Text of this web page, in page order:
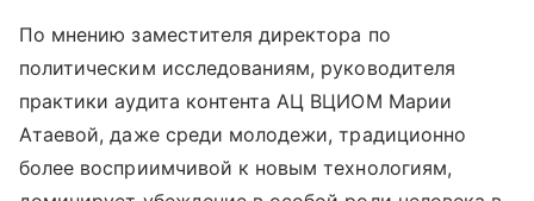
По мнению заместителя директора по
политическим исследованиям, руководителя
практики аудита контента АЦ ВЦИОМ Марии
Атаевой, даже среди молодежи, традиционно
более восприимчивой к новым технологиям,